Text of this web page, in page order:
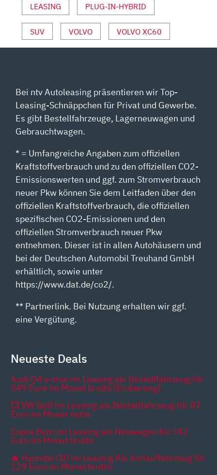
HYBRID
|
XC
60“
LEASING PLUG-IN-HYBRID
SUV VOLVO VOLVO XC60
Bei ntv Autoleasing präsentieren wir Top-
Leasing-Schnäppchen für Privat und Gewerbe.
Es gibt Bestellfahrzeuge, Lagerneuwagen und
Gebrauchtwagen.
* = Umfangreiche Angaben zum offiziellen
Kraftstoffverbrauch und zu den offiziellen CO2-
Emissionswerten und ggf. zum Stromverbrauch
neuer Pkw können Sie dem Leitfaden über den
offiziellen Kraftstoffverbrauch, die offiziellen
spezifischen CO2-Emissionen und den
offiziellen Stromverbrauch neuer Pkw
entnehmen. Dieser ist in allen Autohäusern und
bei der Deutschen Automobil Treuhand GmbH
erhältlich, sowie unter
https://www.dat.de/co2/.
** Partnerlink. Bei Nutzung erhalten wir ggf.
eine Vergütung.
Neueste Deals
Audi Q4 e-tron im Leasing als Bestellfahrzeug für
549 Euro im Monat brutto [Eroberung]
💥 VW Golf im Leasing als Bestellfahrzeug für 87
Euro im Monat netto
Cupra Born im Leasing als Neuwagen für 342
Euro im Monat brutto
🔥 Hyundai i20 im Leasing Als Vorlauffahrzeug für
129 Euro im Monat brutto